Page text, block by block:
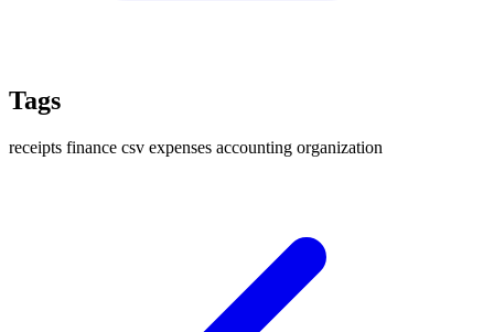
Tags
receipts finance csv expenses accounting organization